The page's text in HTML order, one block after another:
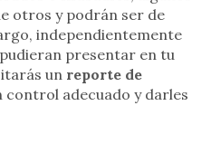
otros y podrán ser de
independientemente
presentar en tu
un reporte de
control adecuado y darles